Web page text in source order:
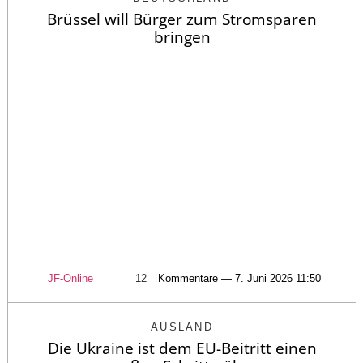
Brüssel will Bürger zum Stromsparen
bringen
JF-Online 12 Kommentare — 7. Juni 2026 11:50
AUSLAND
Die Ukraine ist dem EU-Beitritt einen